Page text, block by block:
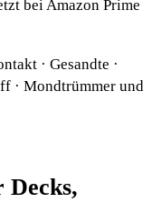
bei Amazon Prime
· Gesandte ·
· Mondtrümmer und